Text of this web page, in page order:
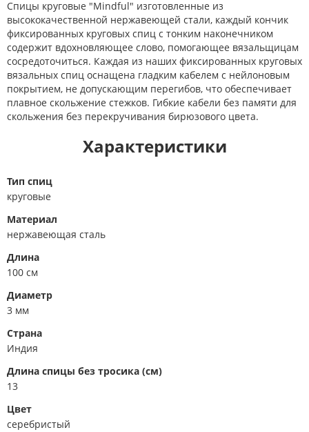
Спицы круговые "Mindful" изготовленные из
высококачественной нержавеющей стали, каждый кончик
фиксированных круговых спиц с тонким наконечником
содержит вдохновляющее слово, помогающее вязальщицам
сосредоточиться. Каждая из наших фиксированных круговых
вязальных спиц оснащена гладким кабелем с нейлоновым
покрытием, не допускающим перегибов, что обеспечивает
плавное скольжение стежков. Гибкие кабели без памяти для
скольжения без перекручивания бирюзового цвета.
Характеристики
Тип спиц
круговые
Материал
нержавеющая сталь
Длина
100 см
Диаметр
3 мм
Страна
Индия
Длина спицы без тросика (см)
13
Цвет
серебристый